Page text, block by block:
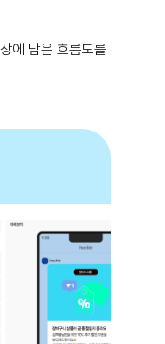
에 담은 흐름도를